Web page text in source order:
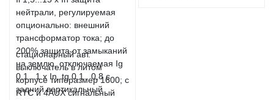
стационарный авт.
выключатель в литом
корпусе типоразмер 1600; с
RTC и 4AUX сигнальный